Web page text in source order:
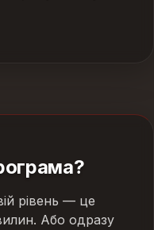
рівень — це
Або одразу